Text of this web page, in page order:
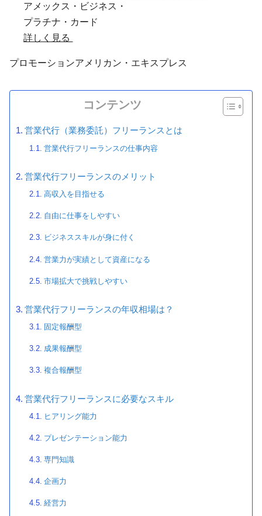
アメックス・ビジネス・
プラチナ・カード
詳しく見る
プロモーションアメリカン・エキスプレス
コンテンツ
営業代行（業務委託）フリーランスとは
営業代行フリーランスの仕事内容
営業代行フリーランスのメリット
高収入を目指せる
自由に仕事をしやすい
ビジネススキルが身に付く
営業力が実績として資産になる
市場拡大で挑戦しやすい
営業代行フリーランスの年収相場は？
固定報酬型
成果報酬型
複合報酬型
営業代行フリーランスに必要なスキル
ヒアリング能力
プレゼンテーション能力
専門知識
企画力
経営力